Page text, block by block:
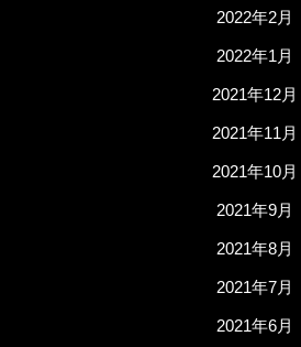
2022年2月
2022年1月
2021年12月
2021年11月
2021年10月
2021年9月
2021年8月
2021年7月
2021年6月